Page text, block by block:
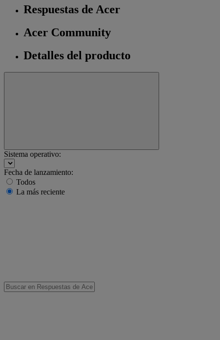
Respuestas de Acer
Acer Community
Detalles del producto
Sistema operativo:
Fecha de lanzamiento:
Todos
La más reciente